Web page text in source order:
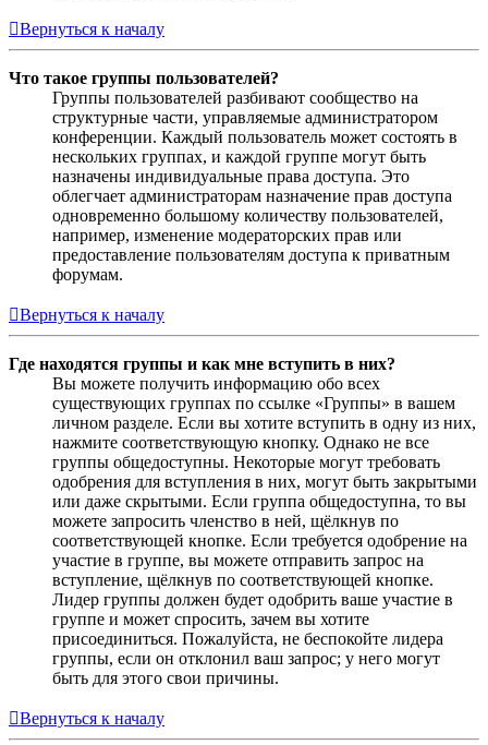
Вернуться к началу
Что такое группы пользователей?
Группы пользователей разбивают сообщество на
структурные части, управляемые администратором
конференции. Каждый пользователь может состоять в
нескольких группах, и каждой группе могут быть
назначены индивидуальные права доступа. Это
облегчает администраторам назначение прав доступа
одновременно большому количеству пользователей,
например, изменение модераторских прав или
предоставление пользователям доступа к приватным
форумам.
Вернуться к началу
Где находятся группы и как мне вступить в них?
Вы можете получить информацию обо всех
существующих группах по ссылке «Группы» в вашем
личном разделе. Если вы хотите вступить в одну из них,
нажмите соответствующую кнопку. Однако не все
группы общедоступны. Некоторые могут требовать
одобрения для вступления в них, могут быть закрытыми
или даже скрытыми. Если группа общедоступна, то вы
можете запросить членство в ней, щёлкнув по
соответствующей кнопке. Если требуется одобрение на
участие в группе, вы можете отправить запрос на
вступление, щёлкнув по соответствующей кнопке.
Лидер группы должен будет одобрить ваше участие в
группе и может спросить, зачем вы хотите
присоединиться. Пожалуйста, не беспокойте лидера
группы, если он отклонил ваш запрос; у него могут
быть для этого свои причины.
Вернуться к началу